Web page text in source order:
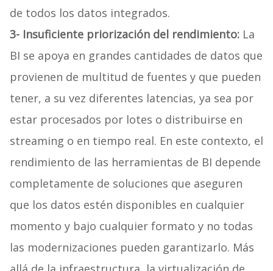
de todos los datos integrados.
3- Insuficiente priorización del rendimiento: La
BI se apoya en grandes cantidades de datos que
provienen de multitud de fuentes y que pueden
tener, a su vez diferentes latencias, ya sea por
estar procesados por lotes o distribuirse en
streaming o en tiempo real. En este contexto, el
rendimiento de las herramientas de BI depende
completamente de soluciones que aseguren
que los datos estén disponibles en cualquier
momento y bajo cualquier formato y no todas
las modernizaciones pueden garantizarlo. Más